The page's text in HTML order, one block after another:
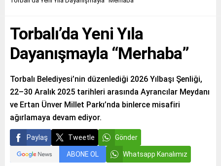
Torbalı’da Yeni Yıla
Dayanışmayla “Merhaba”
Torbalı Belediyesi’nin düzenlediği 2026 Yılbaşı Şenliği,
22–30 Aralık 2025 tarihleri arasında Ayrancılar Meydanı
ve Ertan Ünver Millet Parkı’nda binlerce misafiri
ağırlamaya devam ediyor.
Paylaş Tweetle Gönder
ABONE OL Whatsapp Kanalımız